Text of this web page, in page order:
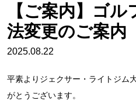
【ご案内】ゴ
法変更のご案内
2025.08.22
平素よりジェクサー・ライトジム
がとうございます。